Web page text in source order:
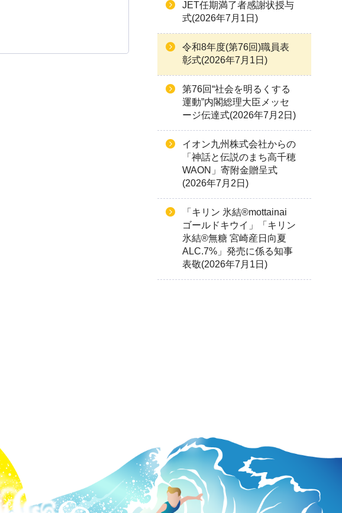
JET任期満了者感謝状授与
式(2026年7月1日)
令和8年度(第76回)職員表
彰式(2026年7月1日)
第76回“社会を明るくする
運動”内閣総理大臣メッセ
ージ伝達式(2026年7月2日)
イオン九州株式会社からの
「神話と伝説のまち高千穂
WAON」寄附金贈呈式
(2026年7月2日)
「キリン 氷結®mottainai
ゴールドキウイ」「キリン
氷結®無糖 宮崎産日向夏
ALC.7%」発売に係る知事
表敬(2026年7月1日)